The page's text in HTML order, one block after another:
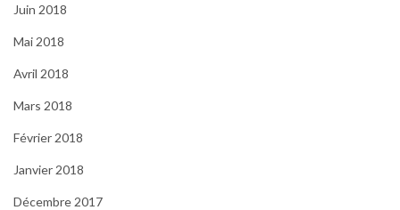
Juin 2018
Mai 2018
Avril 2018
Mars 2018
Février 2018
Janvier 2018
Décembre 2017